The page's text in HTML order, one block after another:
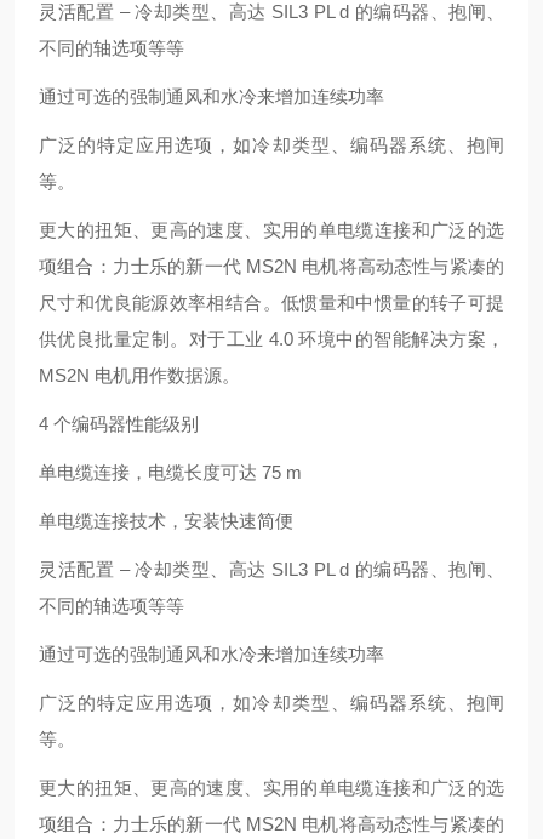
灵活配置 – 冷却类型、高达 SIL3 PL d 的编码器、抱闸、
不同的轴选项等等
通过可选的强制通风和水冷来增加连续功率
广泛的特定应用选项，如冷却类型、编码器系统、抱闸
等。
更大的扭矩、更高的速度、实用的单电缆连接和广泛的选
项组合：力士乐的新一代 MS2N 电机将高动态性与紧凑的
尺寸和优良能源效率相结合。低惯量和中惯量的转子可提
供优良批量定制。对于工业 4.0 环境中的智能解决方案，
MS2N 电机用作数据源。
4 个编码器性能级别
单电缆连接，电缆长度可达 75 m
单电缆连接技术，安装快速简便
灵活配置 – 冷却类型、高达 SIL3 PL d 的编码器、抱闸、
不同的轴选项等等
通过可选的强制通风和水冷来增加连续功率
广泛的特定应用选项，如冷却类型、编码器系统、抱闸
等。
更大的扭矩、更高的速度、实用的单电缆连接和广泛的选
项组合：力士乐的新一代 MS2N 电机将高动态性与紧凑的